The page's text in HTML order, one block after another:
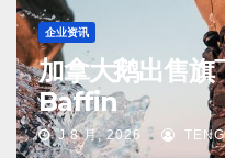
企业资讯
加拿大鹅出售旗
Baffin
J 8 月, 2026 TENG